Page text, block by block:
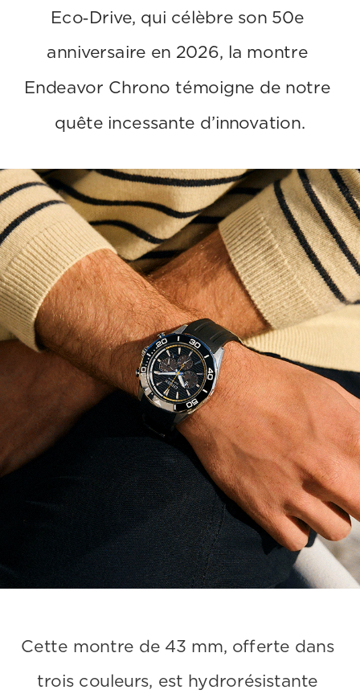
Eco‑Drive, qui célèbre son 50e
anniversaire en 2026, la montre
Endeavor Chrono témoigne de notre
quête incessante d’innovation.
Cette montre de 43 mm, offerte dans
trois couleurs, est hydrorésistante